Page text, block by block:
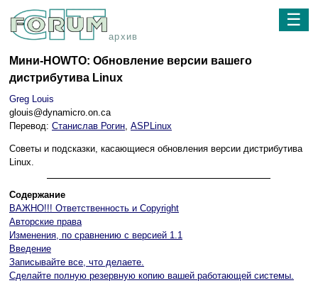
архив
☰
Мини-HOWTO: Обновление версии вашего
дистрибутива Linux
Greg Louis
glouis@dynamicro.on.ca
Перевод: Станислав Рогин, ASPLinux
Советы и подсказки, касающиеся обновления версии дистрибутива
Linux.
Содержание
ВАЖНО!!! Ответственность и Copyright
Авторские права
Изменения, по сравнению с версией 1.1
Введение
Записывайте все, что делаете.
Сделайте полную резервную копию вашей работающей системы.